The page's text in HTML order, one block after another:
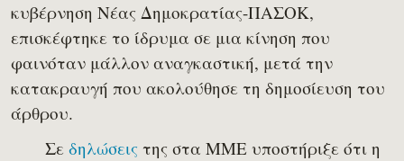
κυβέρνηση Νέας Δημοκρατίας-ΠΑΣΟΚ,
επισκέφτηκε το ίδρυμα σε μια κίνηση που
φαινόταν μάλλον αναγκαστική, μετά την
κατακραυγή που ακολούθησε τη δημοσίευση του
άρθρου.
Σε δηλώσεις της στα ΜΜΕ υποστήριξε ότι η